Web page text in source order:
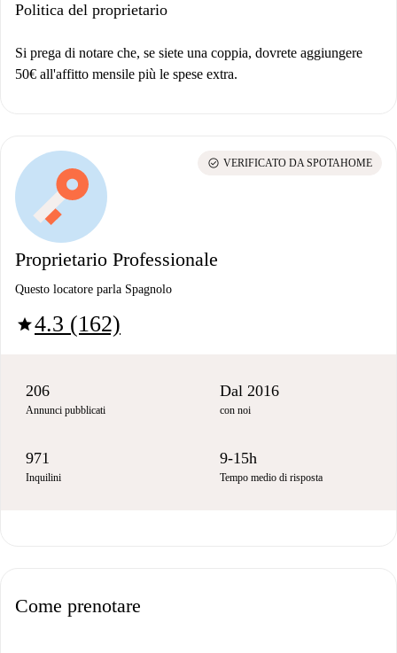
Politica del proprietario
Si prega di notare che, se siete una coppia, dovrete aggiungere
50€ all'affitto mensile più le spese extra.
Proprietario Professionale
Questo locatore parla Spagnolo
star4.3 (162)
check_circle VERIFICATO DA SPOTAHOME
206
Annunci pubblicati
Dal 2016
con noi
971
Inquilini
9-15h
Tempo medio di risposta
Come prenotare